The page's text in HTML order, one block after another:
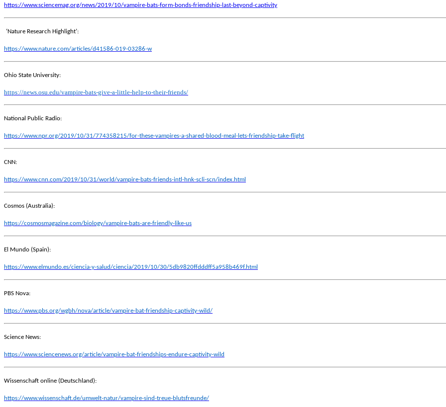
https://www.sciencemag.org/news/2019/10/vampire-bats-form-bonds-friendship-last-beyond-captivity
‘Nature Research Highlight’:
https://www.nature.com/articles/d41586-019-03286-w
Ohio State University:
https://news.osu.edu/vampire-bats-give-a-little-help-to-their-friends/
National Public Radio:
https://www.npr.org/2019/10/31/774358215/for-these-vampires-a-shared-blood-meal-lets-friendship-take-flight
CNN:
https://www.cnn.com/2019/10/31/world/vampire-bats-friends-intl-hnk-scli-scn/index.html
Cosmos (Australia):
https://cosmosmagazine.com/biology/vampire-bats-are-friendly-like-us
El Mundo (Spain):
https://www.elmundo.es/ciencia-y-salud/ciencia/2019/10/30/5db9820ffdddff5a958b469f.html
PBS Nova:
https://www.pbs.org/wgbh/nova/article/vampire-bat-friendship-captivity-wild/
Science News:
https://www.sciencenews.org/article/vampire-bat-friendships-endure-captivity-wild
Wissenschaft online (Deutschland):
https://www.wissenschaft.de/umwelt-natur/vampire-sind-treue-blutsfreunde/